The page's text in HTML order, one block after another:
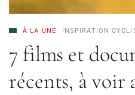
À LA UNE INSPIRATION
7 films et
récents, à voir